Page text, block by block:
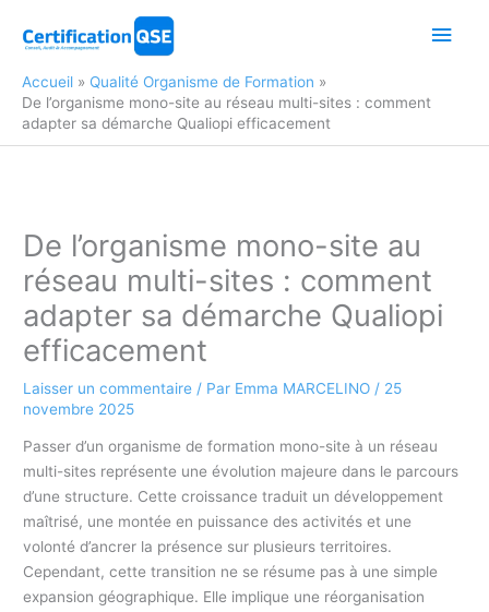
Accueil
Qualité Organisme de Formation
De l’organisme mono-site au réseau multi-sites : comment
adapter sa démarche Qualiopi efficacement
De l’organisme mono-site au
réseau multi-sites : comment
adapter sa démarche Qualiopi
efficacement
Laisser un commentaire / Par Emma MARCELINO / 25
novembre 2025
Passer d’un organisme de formation mono-site à un réseau
multi-sites représente une évolution majeure dans le parcours
d’une structure. Cette croissance traduit un développement
maîtrisé, une montée en puissance des activités et une
volonté d’ancrer la présence sur plusieurs territoires.
Cependant, cette transition ne se résume pas à une simple
expansion géographique. Elle implique une réorganisation